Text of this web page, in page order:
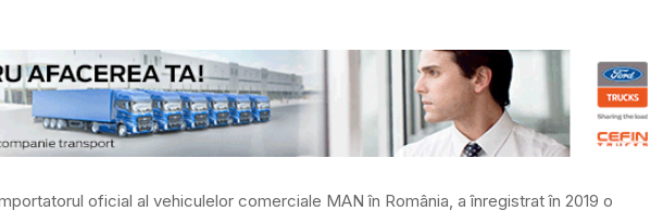
oficial al vehiculelor comerciale MAN în România, a înregistrat în 2019 o